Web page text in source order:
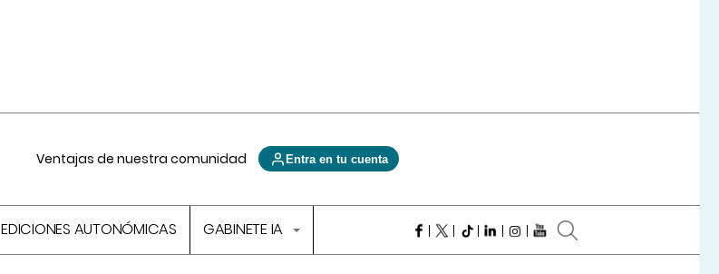
Ventajas de nuestra comunidad Entra en tu cuenta
EDICIONES AUTONÓMICAS GABINETE IA